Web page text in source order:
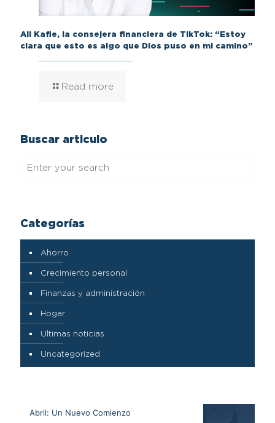
Ali Kafie, la consejera financiera de TikTok: “Estoy
clara que esto es algo que Dios puso en mi camino”
Read more
Buscar articulo
Categorías
Ahorro
Crecimiento personal
Finanzas y administración
Hogar
Ultimas noticias
Uncategorized
Abril: Un Nuevo Comienzo